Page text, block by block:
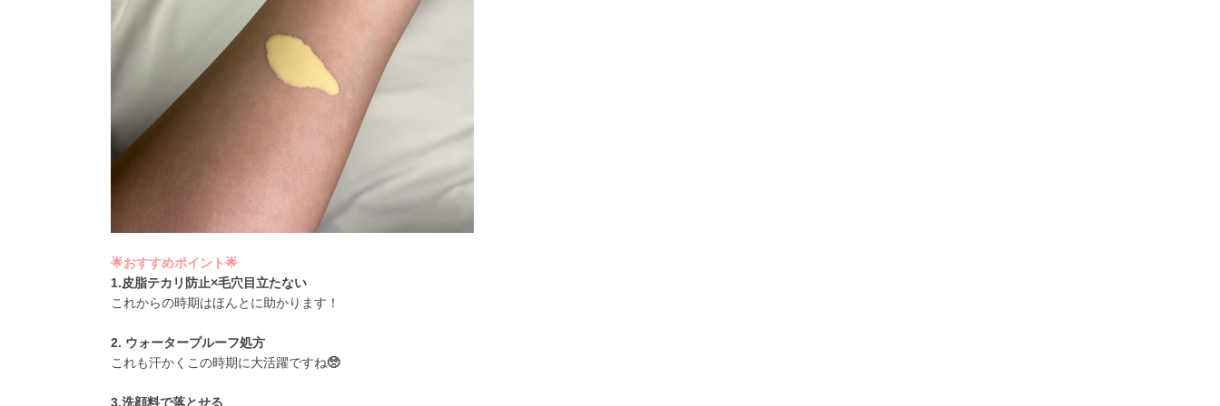
🌟おすすめポイント🌟
1.皮脂テカリ防止×毛穴目立たない
これからの時期はほんとに助かります！
2. ウォータープルーフ処方
これも汗かくこの時期に大活躍ですね🥺
3.洗顔料で落とせる